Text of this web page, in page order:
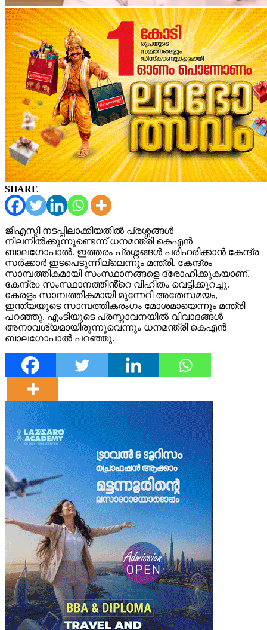
SHARE
ജിഎസ്ടി നടപ്പിലാക്കിയതിൽ പ്രശ്നങ്ങൾ
നിലനിൽക്കുന്നുണ്ടെന്ന് ധനമന്ത്രി കെഎൻ
ബാലഗോപാൽ. ഇത്തരം പ്രശ്നങ്ങൾ പരിഹരിക്കാൻ കേന്ദ്ര
സർക്കാർ ഇടപെടുന്നില്ലെന്നും മന്ത്രി. കേന്ദ്രം
സാമ്പത്തികമായി സംസ്ഥാനങ്ങളെ ദ്രോഹിക്കുകയാണ്.
കേന്ദ്രo സംസ്ഥാനത്തിൻ്റെ വിഹിതം വെട്ടിക്കുറച്ചു.
കേരളം സാമ്പത്തികമായി മുന്നേറി അതേസമയം,
ഇന്ത്യയുടെ സാമ്പത്തികരംഗം മോശമായെന്നും മന്ത്രി
പറഞ്ഞു. എംടിയുടെ പ്രസ്താവനയിൽ വിവാദങ്ങൾ
അനാവശ്യമായിരുന്നുവെന്നും ധനമന്ത്രി കെഎൻ
ബാലഗോപാൽ പറഞ്ഞു.